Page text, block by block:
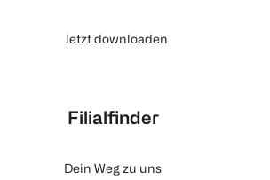
Jetzt downloaden
Filialfinder
Dein Weg zu uns